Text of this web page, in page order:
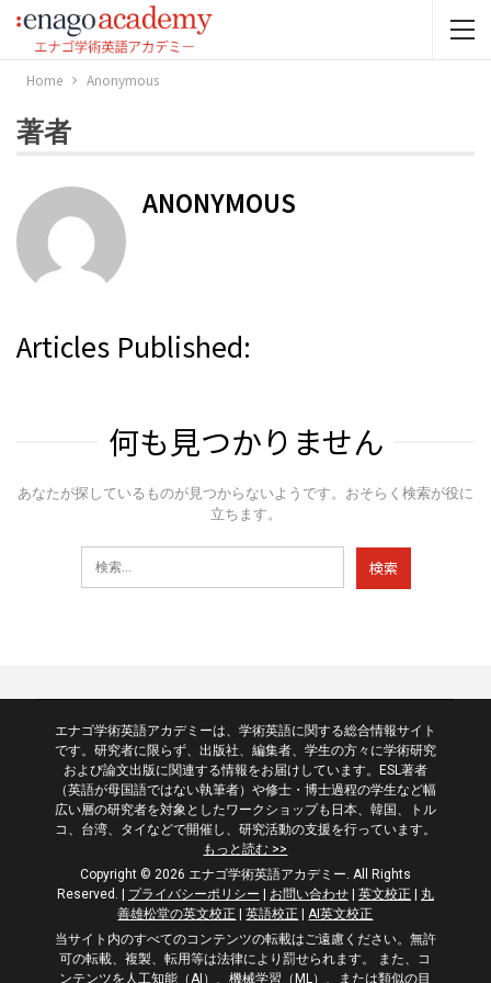
Home Anonymous
著者
ANONYMOUS
Articles Published:
何も見つかりません
あなたが探しているものが見つからないようです。おそらく検索が役に
立ちます。
エナゴ学術英語アカデミーは、学術英語に関する総合情報サイト
です。研究者に限らず、出版社、編集者、学生の方々に学術研究
および論文出版に関連する情報をお届けしています。ESL著者
（英語が母国語ではない執筆者）や修士・博士過程の学生など幅
広い層の研究者を対象としたワークショップも日本、韓国、トル
コ、台湾、タイなどで開催し、研究活動の支援を行っています。
もっと読む >>
Copyright © 2026 エナゴ学術英語アカデミー. All Rights
Reserved.
プライバシーポリシー お問い合わせ| 英文校正
丸
善雄松堂の英文校正
|英語校正 |AI英文校正
当サイト内のすべてのコンテンツの転載はご遠慮ください。無許
可の転載、複製、転用等は法律により罰せられます。 また、コ
ンテンツを人工知能（AI）、機械学習（ML）、または類似の目